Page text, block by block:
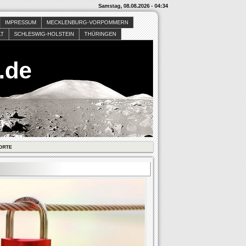
Samstag, 08.08.2026 - 04:34
IMPRESSUM
MECKLENBURG-VORPOMMERN
SCHLESWIG-HOLSTEIN THÜRINGEN